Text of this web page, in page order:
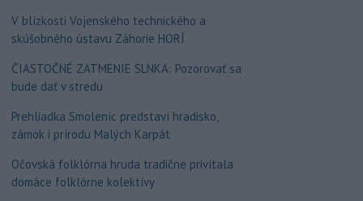
V blízkosti Vojenského technického a
skúšobného ústavu Záhorie HORÍ
ČIASTOČNÉ ZATMENIE SLNKA: Pozorovať sa
bude dať v stredu
Prehliadka Smoleníc predstaví hradisko,
zámok i prírodu Malých Karpát
Očovská folklórna hruda tradične privítala
domáce folklórne kolektívy